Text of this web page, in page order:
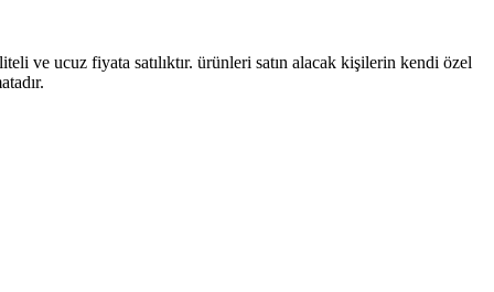
ve ucuz fiyata satılıktır. ürünleri satın alacak kişilerin kendi özel